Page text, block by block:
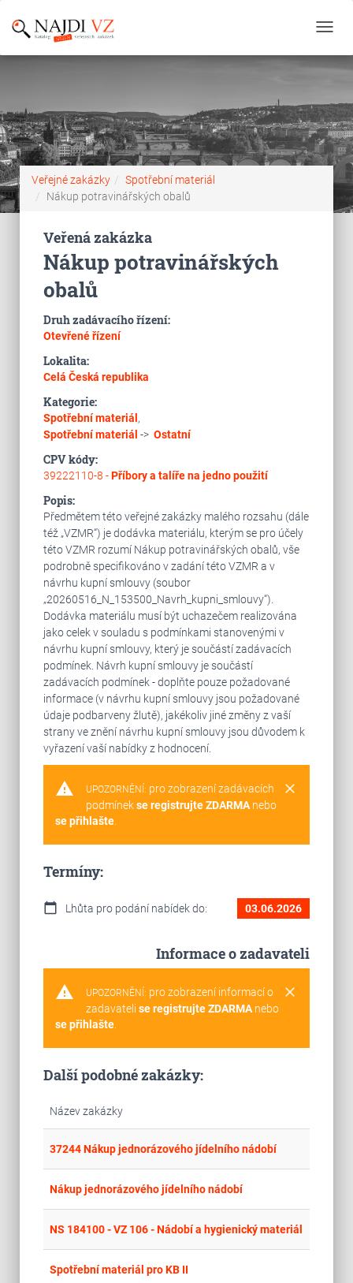
Veřejné zakázky
Spotřební materiál
Nákup potravinářských obalů
Veřená zakázka
Nákup potravinářských
obalů
Druh zadávacího řízení:
Otevřené řízení
Lokalita:
Celá Česká republika
Kategorie:
Spotřební materiál ,
Spotřební materiál -> Ostatní
CPV kódy:
39222110-8 -Příbory a talíře na jedno použití
Popis:
Předmětem této veřejné zakázky malého rozsahu (dále
též „VZMR“) je dodávka materiálu, kterým se pro účely
této VZMR rozumí Nákup potravinářských obalů, vše
podrobně specifikováno v zadání této VZMR a v
návrhu kupní smlouvy (soubor
„20260516_N_153500_Navrh_kupni_smlouvy“).
Dodávka materiálu musí být uchazečem realizována
jako celek v souladu s podmínkami stanovenými v
návrhu kupní smlouvy, který je součástí zadávacích
podmínek. Návrh kupní smlouvy je součástí
zadávacích podmínek - doplňte pouze požadované
informace (v návrhu kupní smlouvy jsou požadované
údaje podbarveny žlutě), jakékoliv jiné změny z vaší
strany ve znění návrhu kupní smlouvy jsou důvodem k
vyřazení vaší nabídky z hodnocení.
warning clear
UPOZORNĚNÍ: pro zobrazení zadávacích
podmínekse registrujte ZDARMAnebo
se přihlašte.
Termíny:
calendar_today Lhůta pro podání nabídek do: 03.06.2026
Informace o zadavateli
warning clear
UPOZORNĚNÍ: pro zobrazení informací o
zadavateli se registrujte ZDARMAnebo
se přihlašte.
Další podobné zakázky:
Název zakázky
37244 Nákup jednorázového jídelního nádobí
Nákup jednorázového jídelního nádobí
NS 184100 - VZ 106 - Nádobí a hygienický materiál
Spotřební materiál pro KB II